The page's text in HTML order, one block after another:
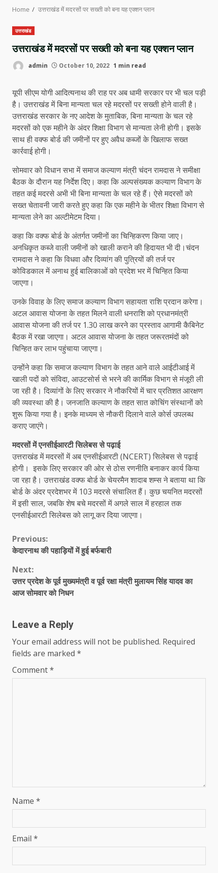
Home उत्तराखंड में मदरसों पर सख्ती को बना यह एक्शन प्लान
उत्तराखंड
उत्तराखंड में मदरसों पर सख्ती को बना यह एक्शन प्लान
admin October 10, 2022 1 min read
यूपी सीएम योगी आदित्यनाथ की राह पर अब धामी सरकार पर भी चल पड़ी
है। उत्तराखंड में बिना मान्यता चल रहे मदरसों पर सख्ती होने वाली है।
उत्तराखंड सरकार के नए आदेश के मुताबिक, बिना मान्यता के चल रहे
मदरसों को एक महीने के अंदर शिक्षा विभाग से मान्यता लेनी होगी। इसके
साथ ही वक्फ बोर्ड की जमीनों पर हुए अवैध कब्जों के खिलाफ सख्त
कार्रवाई होगी।
सोमवार को विधान सभा में समाज कल्याण मंत्री चंदन रामदास ने समीक्षा
बैठक के दौरान यह निर्देश दिए। कहा कि अल्पसंख्यक कल्याण विभाग के
तहत कई मदरसे अभी भी बिना मान्यता के चल रहे हैं। ऐसे मदरसों को
सख्त चेतावनी जारी करते हुए कहा कि एक महीने के भीतर शिक्षा विभाग से
मान्यता लेने का अल्टीमेटम दिया।
कहा कि वक्फ बोर्ड के अंतर्गत जमीनों का चिन्हिकरण किया जाए।
अनधिकृत कब्जे वाली जमीनों को खाली कराने की हिदायत भी दी।चंदन
रामदास ने कहा कि विधवा और दिव्यांग की पुत्रियों की तर्ज पर
कोविडकाल में अनाथ हुई बालिकाओं को प्रदेश भर में चिन्हित किया
जाएगा।
उनके विवाह के लिए समाज कल्याण विभाग सहायता राशि प्रदान करेगा।
अटल आवास योजना के तहत मिलने वाली धनराशि को प्रधानमंत्री
आवास योजना की तर्ज पर 1.30 लाख करने का प्रस्ताव आगामी कैबिनेट
बैठक में रखा जाएगा। अटल आवास योजना के तहत जरूरतमंदों को
चिन्हित कर लाभ पहुंचाया जाएगा।
उन्होंने कहा कि समाज कल्याण विभाग के तहत आने वाले आईटीआई में
खाली पदों को संविदा, आउटसोर्स से भरने की कार्मिक विभाग से मंजूरी ली
जा रही है। दिव्यांगों के लिए सरकार ने नौकरियों में चार प्रतिशत आरक्षण
की व्यवस्था की है। जनजाति कल्याण के तहत सात कोचिंग संस्थानों को
शुरू किया गया है। इनके माध्यम से नौकरी दिलाने वाले कोर्स उपलब्ध
कराए जाएंगे।
मदरसों में एनसीईआरटी सिलेबस से पढ़ाई
उत्तराखंड में मदरसों में अब एनसीईआरटी (NCERT) सिलेबस से पढ़ाई
होगी। इसके लिए सरकार की ओर से ठोस रणनीति बनाकर कार्य किया
जा रहा है। उत्तराखंड वक्फ बोर्ड के चेयरमैन शादाब शम्स ने बताया था कि
बोर्ड के अंदर प्रदेशभर में 103 मदरसे संचालित हैं। कुछ चयनित मदरसों
में इसी साल, जबकि शेष बचे मदरसों में अगले साल में हरहाल तक
एनसीईआरटी सिलेबस को लागू कर दिया जाएगा।
Continue
Previous:
केदारनाथ की पहाड़ियों में हुई बर्फबारी
Next:
उत्तर प्रदेश के पूर्व मुख्यमंत्री व पूर्व रक्षा मंत्री मुलायम सिंह यादव का
आज सोमवार को निधन
Leave a Reply
Your email address will not be published. Required
fields are marked *
Comment*
Name *
Email *